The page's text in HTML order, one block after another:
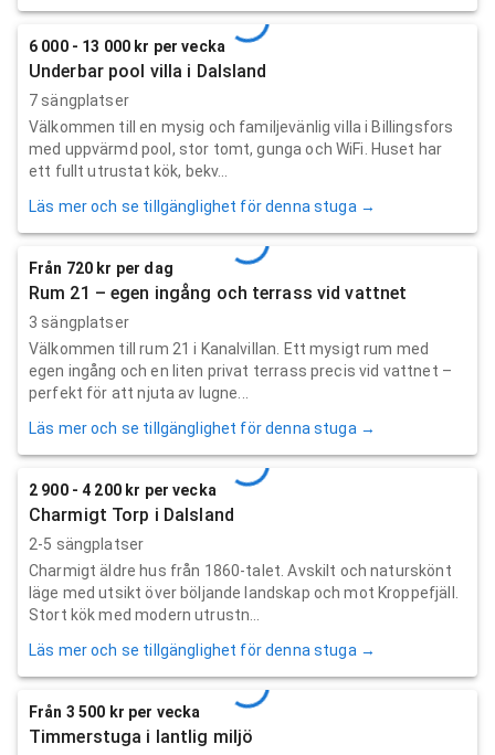
6 000 - 13 000 kr per vecka
Underbar pool villa i Dalsland
7 sängplatser
Välkommen till en mysig och familjevänlig villa i Billingsfors
med uppvärmd pool, stor tomt, gunga och WiFi. Huset har
ett fullt utrustat kök, bekv...
Läs mer och se tillgänglighet för denna stuga →
Från 720 kr per dag
Rum 21 – egen ingång och terrass vid vattnet
3 sängplatser
Välkommen till rum 21 i Kanalvillan. Ett mysigt rum med
egen ingång och en liten privat terrass precis vid vattnet –
perfekt för att njuta av lugne...
Läs mer och se tillgänglighet för denna stuga →
2 900 - 4 200 kr per vecka
Charmigt Torp i Dalsland
2-5 sängplatser
Charmigt äldre hus från 1860-talet. Avskilt och naturskönt
läge med utsikt över böljande landskap och mot Kroppefjäll.
Stort kök med modern utrustn...
Läs mer och se tillgänglighet för denna stuga →
Från 3 500 kr per vecka
Timmerstuga i lantlig miljö